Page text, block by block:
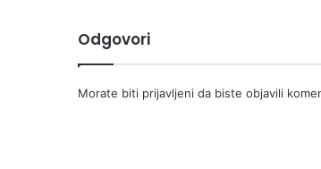
Odgovori
Morate biti prijavljeni da biste objavili